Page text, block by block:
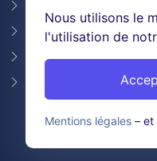
Nous utilisons le
l'utilisation de
Mentions légales – et
Témoignages
Conditions
GDPR & Cookies